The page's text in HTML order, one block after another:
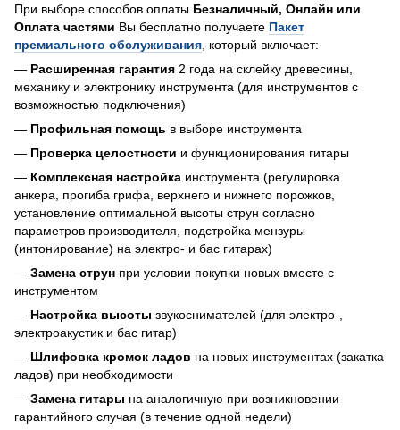
При выборе способов оплаты Безналичный, Онлайн или
Оплата частями Вы бесплатно получаете Пакет
премиального обслуживания , который включает:
— Расширенная гарантия 2 года на склейку древесины,
механику и электронику инструмента (для инструментов с
возможностью подключения)
— Профильная помощь в выборе инструмента
— Проверка целостности и функционирования гитары
— Комплексная настройка инструмента (регулировка
анкера, прогиба грифа, верхнего и нижнего порожков,
установление оптимальной высоты струн согласно
параметров производителя, подстройка мензуры
(интонирование) на электро- и бас гитарах)
— Замена струн при условии покупки новых вместе с
инструментом
— Настройка высоты звукоснимателей (для электро-,
электроакустик и бас гитар)
— Шлифовка кромок ладов на новых инструментах (закатка
ладов) при необходимости
— Замена гитары на аналогичную при возникновении
гарантийного случая (в течение одной недели)